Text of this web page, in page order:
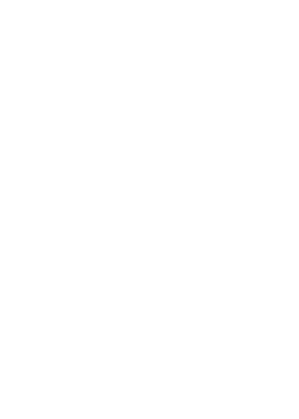
praktischen Tipps begleitet,
so weiter)
Initiativen.